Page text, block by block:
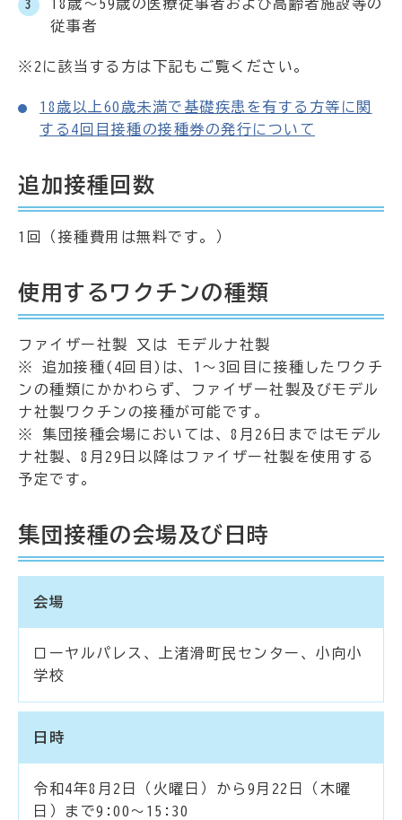
18歳～59歳の医療従事者および高齢者施設等の
従事者
※2に該当する方は下記もご覧ください。
18歳以上60歳未満で基礎疾患を有する方等に関
する4回目接種の接種券の発行について
追加接種回数
1回（接種費用は無料です。）
使用するワクチンの種類
ファイザー社製 又は モデルナ社製
※ 追加接種(4回目)は、1～3回目に接種したワクチ
ンの種類にかかわらず、ファイザー社製及びモデル
ナ社製ワクチンの接種が可能です。
※ 集団接種会場においては、8月26日まではモデル
ナ社製、8月29日以降はファイザー社製を使用する
予定です。
集団接種の会場及び日時
会場
ローヤルパレス、上渚滑町民センター、小向小
学校
日時
令和4年8月2日（火曜日）から9月22日（木曜
日）まで9:00～15:30